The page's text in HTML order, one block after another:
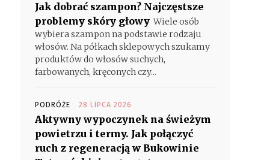
Jak dobrać szampon? Najczęstsze
problemy skóry głowy Wiele osób
wybiera szampon na podstawie rodzaju
włosów. Na półkach sklepowych szukamy
produktów do włosów suchych,
farbowanych, kręconych czy...
PODRÓŻE 28 LIPCA 2026
Aktywny wypoczynek na świeżym
powietrzu i termy. Jak połączyć
ruch z regeneracją w Bukowinie